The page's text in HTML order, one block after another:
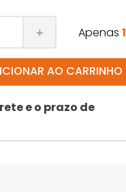
＋ Apenas1
AO CARRINHO
e o prazo de